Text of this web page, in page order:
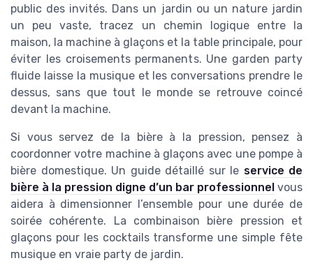
public des invités. Dans un jardin ou un nature jardin
un peu vaste, tracez un chemin logique entre la
maison, la machine à glaçons et la table principale, pour
éviter les croisements permanents. Une garden party
fluide laisse la musique et les conversations prendre le
dessus, sans que tout le monde se retrouve coincé
devant la machine.
Si vous servez de la bière à la pression, pensez à
coordonner votre machine à glaçons avec une pompe à
bière domestique. Un guide détaillé sur le service de
bière à la pression digne d’un bar professionnel vous
aidera à dimensionner l’ensemble pour une durée de
soirée cohérente. La combinaison bière pression et
glaçons pour les cocktails transforme une simple fête
musique en vraie party de jardin.